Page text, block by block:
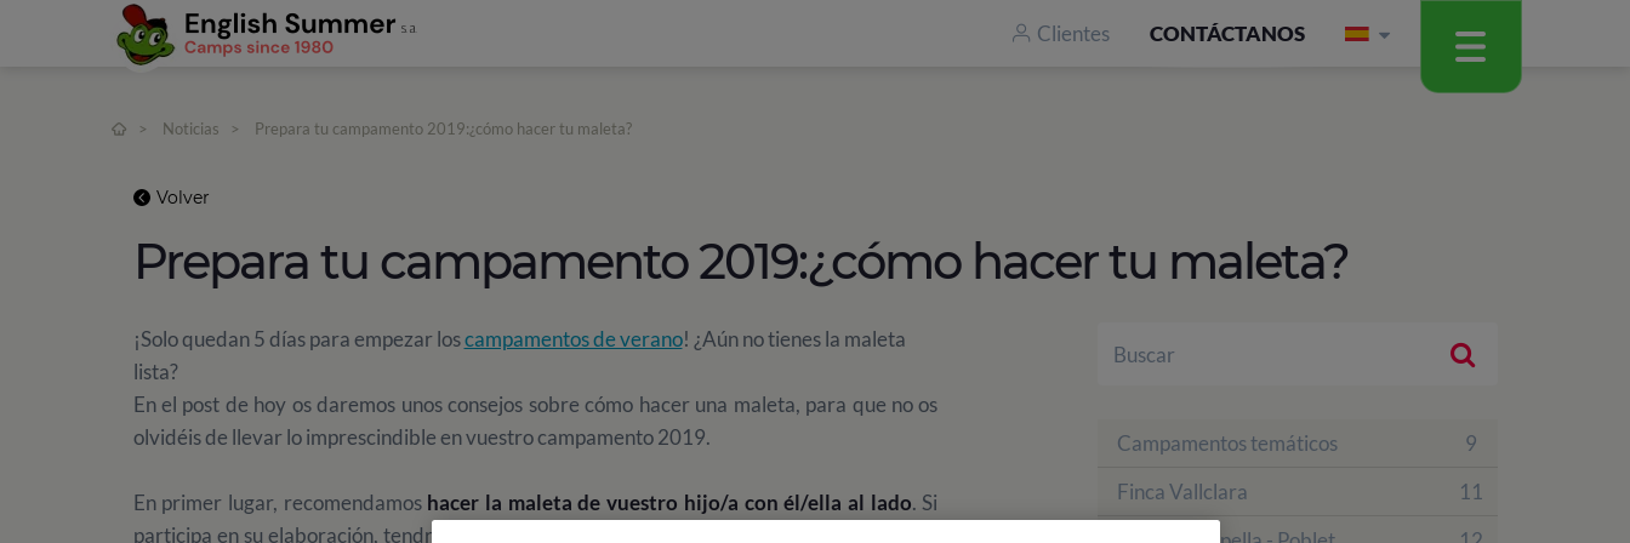
Clientes CONTÁCTANOS
> Noticias > Prepara tu campamento 2019:¿cómo hacer tu maleta?
Volver
Prepara tu campamento 2019:¿cómo hacer tu maleta?
¡Solo quedan 5 días para empezar loscampamentos de verano! ¿Aún no tienes la maleta
lista?
En el post de hoy os daremos unos consejos sobre cómo hacer una maleta, para que no os
olvidéis de llevar lo imprescindible en vuestro campamento 2019.
En primer lugar, recomendamoshacer la maleta de vuestro hijo/a con él/ella al lado. Si
participa en su elaboración, tendrá consciencia de todo lo que se lleva y le será más fácil y
Campamentos temáticos
9
Finca Vallclara
11